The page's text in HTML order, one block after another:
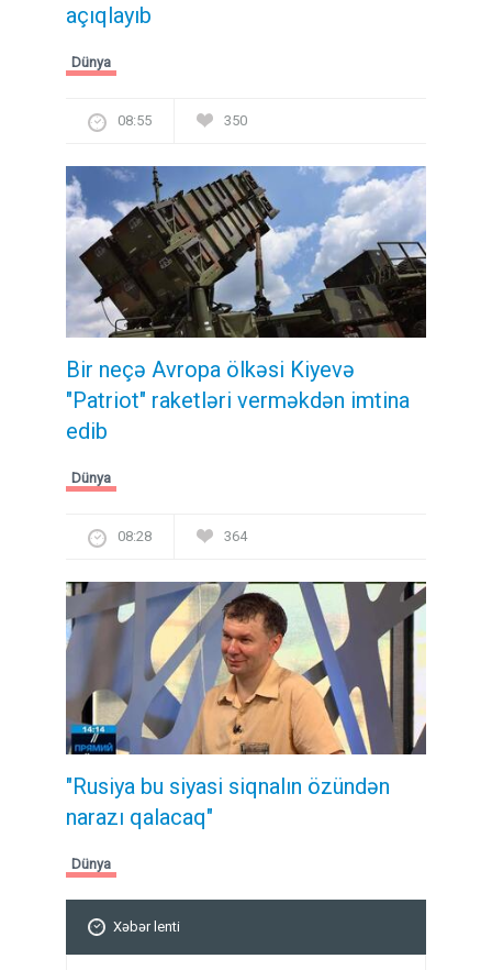
açıqlayıb
Dünya
08:55 350
Bir neçə Avropa ölkəsi Kiyevə
"Patriot" raketləri verməkdən imtina
edib
Dünya
08:28 364
"Rusiya bu siyasi siqnalın özündən
narazı qalacaq"
Dünya
Xəbər lenti